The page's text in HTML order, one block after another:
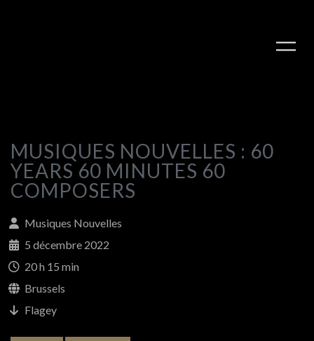
MUSIQUES NOUVELLES : 60
YEARS 60 MINUTES 60
COMPOSERS
Musiques Nouvelles
5 décembre 2022
20 h 15 min
Brussels
Flagey